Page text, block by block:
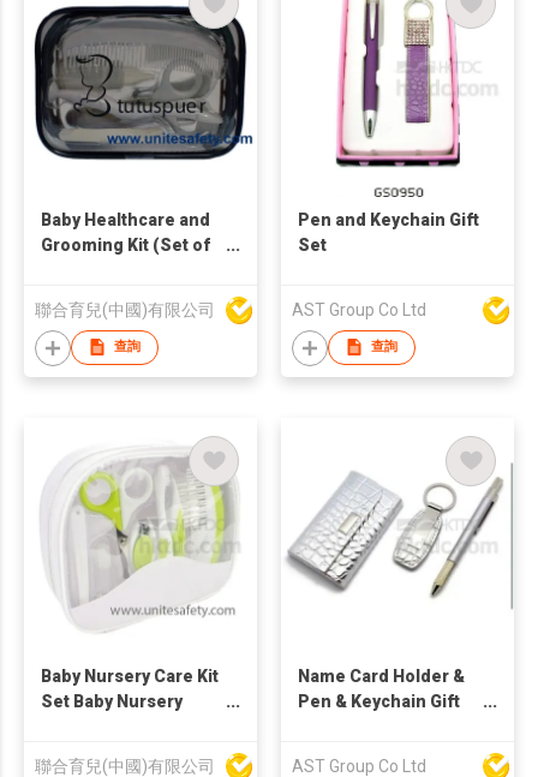
Baby Healthcare and
Grooming Kit (Set of
聯合育兒(中國)有限公司
查詢
Pen and Keychain Gift
Set
AST Group Co Ltd
查詢
Baby Nursery Care Kit
Set Baby Nursery
聯合育兒(中國)有限公司
Name Card Holder &
Pen & Keychain Gift
AST Group Co Ltd